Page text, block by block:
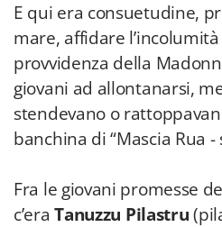
E qui era consuetudine,
mare, affidare
provvidenza della
giovani ad allontanarsi,
stendevano o
banchina di “Mascia Rua
Fra le giovani promesse
c’eraTanuzzu Pilastru